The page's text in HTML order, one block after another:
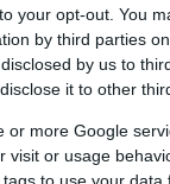
your opt-out. You
by third parties
by us to
it to other
or more Google
or usage
av